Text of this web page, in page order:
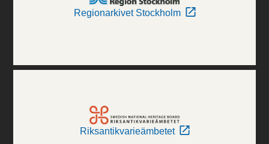
Regionarkivet Stockholm
Riksantikvarieämbetet